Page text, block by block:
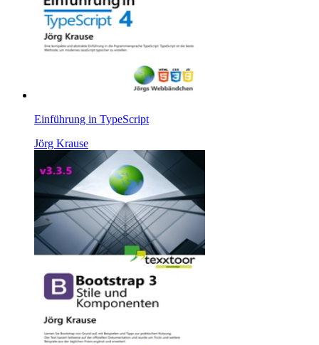
Einführung in TypeScript
Jörg Krause